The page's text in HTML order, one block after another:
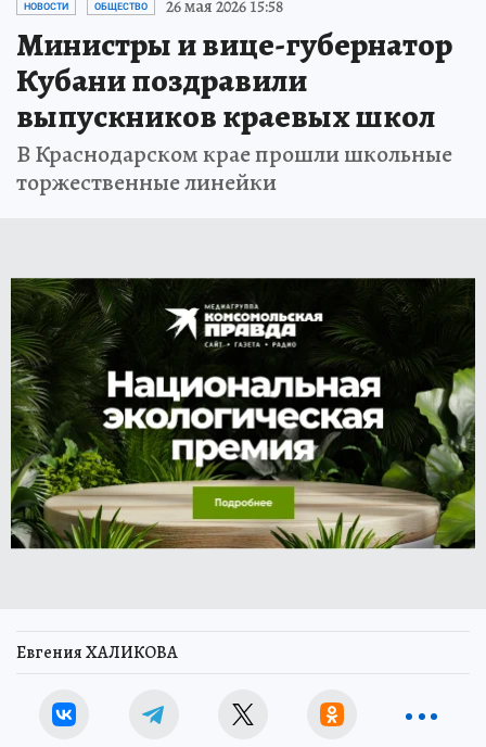
НОВОСТИ ОБЩЕСТВО 26 мая 2026 15:58
Министры и вице-губернатор
Кубани поздравили
выпускников краевых школ
В Краснодарском крае прошли школьные
торжественные линейки
Евгения ХАЛИКОВА